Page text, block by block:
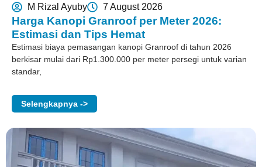
M Rizal Ayuby 7 August 2026
Harga Kanopi Granroof per Meter 2026:
Estimasi dan Tips Hemat
Estimasi biaya pemasangan kanopi Granroof di tahun 2026
berkisar mulai dari Rp1.300.000 per meter persegi untuk varian
standar,
Selengkapnya ->